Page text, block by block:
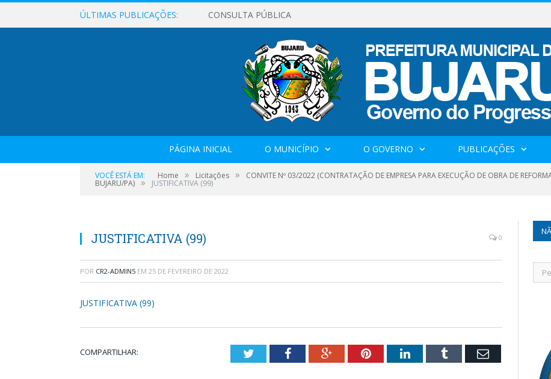
ÚLTIMAS PUBLICAÇÕES: CONSULTA PÚBLICA
PÁGINA INICIAL O MUNICÍPIO O GOVERNO PUBLICAÇÕES
VOCÊ ESTÁ EM: Home » Licitações » CONVITE Nº 03/2022 (CONTRATAÇÃO DE EMPRESA PARA EXECUÇÃO DE OBRA DE
BUJARU/PA) » JUSTIFICATIVA (99)
JUSTIFICATIVA (99) 0
POR CR2-ADMIN5 EM 25 DE FEVEREIRO DE 2022
JUSTIFICATIVA (99)
COMPARTILHAR: TwitterFacebookGoogle+PinterestLinkedInTumblr Email